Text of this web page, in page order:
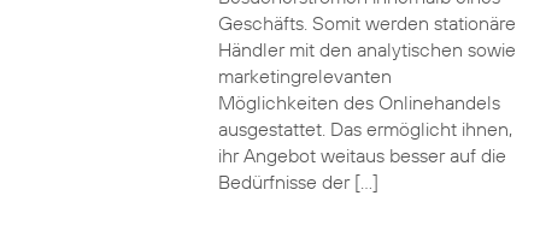
Geschäfts. Somit werden stationäre
Händler mit den analytischen sowie
marketingrelevanten
Möglichkeiten des Onlinehandels
ausgestattet. Das ermöglicht ihnen,
ihr Angebot weitaus besser auf die
Bedürfnisse der […]